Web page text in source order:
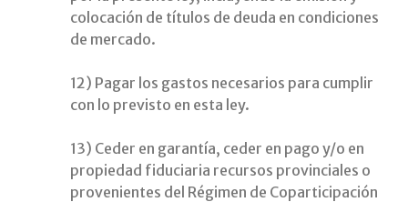
colocación de títulos de deuda en condiciones
de mercado.
12) Pagar los gastos necesarios para cumplir
con lo previsto en esta ley.
13) Ceder en garantía, ceder en pago y/o en
propiedad fiduciaria recursos provinciales o
provenientes del Régimen de Coparticipación